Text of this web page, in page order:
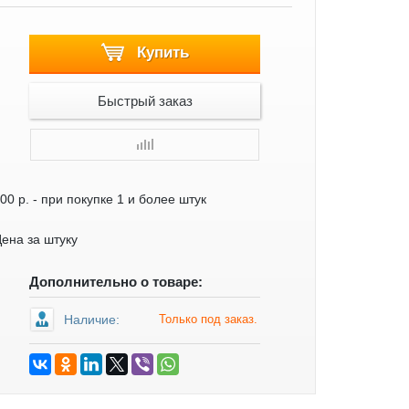
Купить
Быстрый заказ
р. - при покупке 1 и более штук
за штуку
Дополнительно о товаре:
Наличие: Только под заказ.